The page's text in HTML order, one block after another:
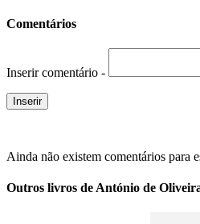
Comentários
Inserir comentário -
Ainda não existem comentários para
Outros livros de António de